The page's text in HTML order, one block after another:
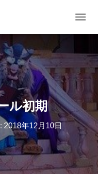
ビ
ー
シ
ン
を
り
替
え
ル初期
2018年12月10日